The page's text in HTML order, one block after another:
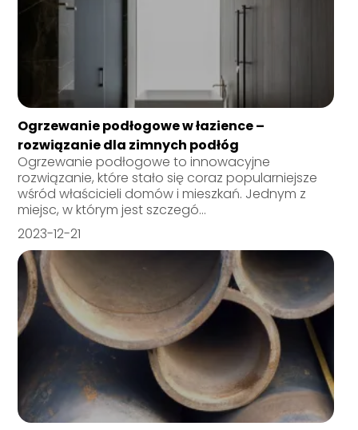
Ogrzewanie podłogowe w łazience –
rozwiązanie dla zimnych podłóg
Ogrzewanie podłogowe to innowacyjne
rozwiązanie, które stało się coraz popularniejsze
wśród właścicieli domów i mieszkań. Jednym z
miejsc, w którym jest szczegó...
2023-12-21